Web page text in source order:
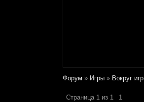
Форум » Игры » Вокруг игр
Страница 1 из 1 1